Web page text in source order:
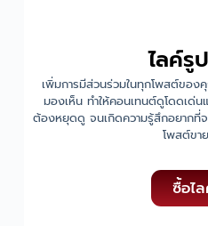
ไลค์รู
เพิ่มการมีส่วนร่วมในทุกโพสต์ขอ
มองเห็น ทำให้คอนเทนต์ดูโดดเด่
ต้องหยุดดู จนเกิดความรู้สึกอยากที่
โพสต์ขา
ซื้อไ